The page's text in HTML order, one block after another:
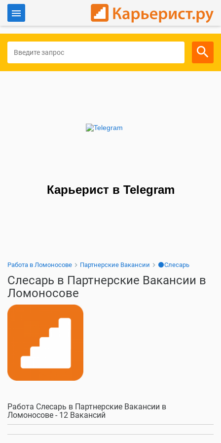
Для работодателей
Карьерист в Telegram
Работа в Ломоносове Партнерские Вакансии ⚫Слесарь
Слесарь в Партнерские Вакансии в
Ломоносове
Работа Слесарь в Партнерские Вакансии в
Ломоносове - 12 Вакансий